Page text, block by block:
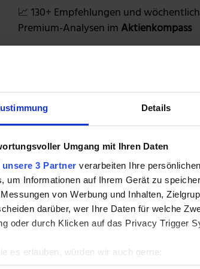
Details
Umgang mit Ihren Daten
unsere 3 Partner verarbeiten Ihre
um Informationen auf Ihrem Gerät zu
von Werbung und Inhalten,
darüber, wer Ihre Daten für welche
oder durch Klicken auf das Privacy Trigger
es erlauben, würden wir auch gerne:
📈 130+ Empfehlungen und
Premium-Analysen im Aktienkompass
+1727,19%
39 % RABATT: BUNDLE ENTDECKEN »
impulsive Konsumverhalten.
den rationalen Entscheidungsprozess
Wunder: Jede Anschaffung über 100 Euro